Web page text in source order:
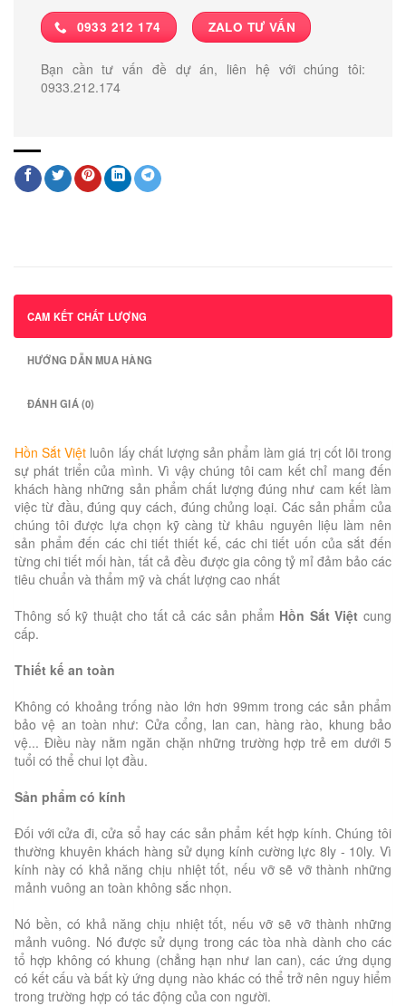
0933 212 174 ZALO TƯ VẤN
Bạn cần tư vấn đề dự án, liên hệ với chúng tôi:
0933.212.174
CAM KẾT CHẤT LƯỢNG
HƯỚNG DẪN MUA HÀNG
ĐÁNH GIÁ (0)
Hồn Sắt Việt luôn lấy chất lượng sản phẩm làm giá trị cốt lõi trong
sự phát triển của mình. Vì vậy chúng tôi cam kết chỉ mang đến
khách hàng những sản phẩm chất lượng đúng như cam kết làm
việc từ đầu, đúng quy cách, đúng chủng loại. Các sản phẩm của
chúng tôi được lựa chọn kỹ càng từ khâu nguyên liệu làm nên
sản phẩm đến các chi tiết thiết kế, các chi tiết uốn của sắt đến
từng chi tiết mối hàn, tất cả đều được gia công tỷ mỉ đảm bảo các
tiêu chuẩn và thẩm mỹ và chất lượng cao nhất
Thông số kỹ thuật cho tất cả các sản phẩm Hồn Sắt Việtcung
cấp.
Thiết kế an toàn
Không có khoảng trống nào lớn hơn 99mm trong các sản phẩm
bảo vệ an toàn như: Cửa cổng, lan can, hàng rào, khung bảo
vệ... Điều này nằm ngăn chặn những trường hợp trẻ em dưới 5
tuổi có thể chui lọt đầu.
Sản phẩm có kính
Đối với cửa đi, cửa sổ hay các sản phẩm kết hợp kính. Chúng tôi
thường khuyên khách hàng sử dụng kính cường lực 8ly - 10ly. Vì
kính này có khả năng chịu nhiệt tốt, nếu vỡ sẽ vỡ thành những
mảnh vuông an toàn không sắc nhọn.
Nó bền, có khả năng chịu nhiệt tốt, nếu vỡ sẽ vỡ thành những
mảnh vuông. Nó được sử dụng trong các tòa nhà dành cho các
tổ hợp không có khung (chẳng hạn như lan can), các ứng dụng
có kết cấu và bất kỳ ứng dụng nào khác có thể trở nên nguy hiểm
trong trường hợp có tác động của con người.